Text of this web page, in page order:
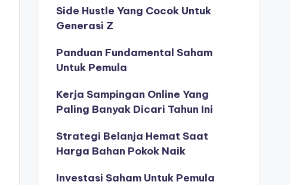
Side Hustle Yang Cocok Untuk
Generasi Z
Panduan Fundamental Saham
Untuk Pemula
Kerja Sampingan Online Yang
Paling Banyak Dicari Tahun Ini
Strategi Belanja Hemat Saat
Harga Bahan Pokok Naik
Investasi Saham Untuk Pemula